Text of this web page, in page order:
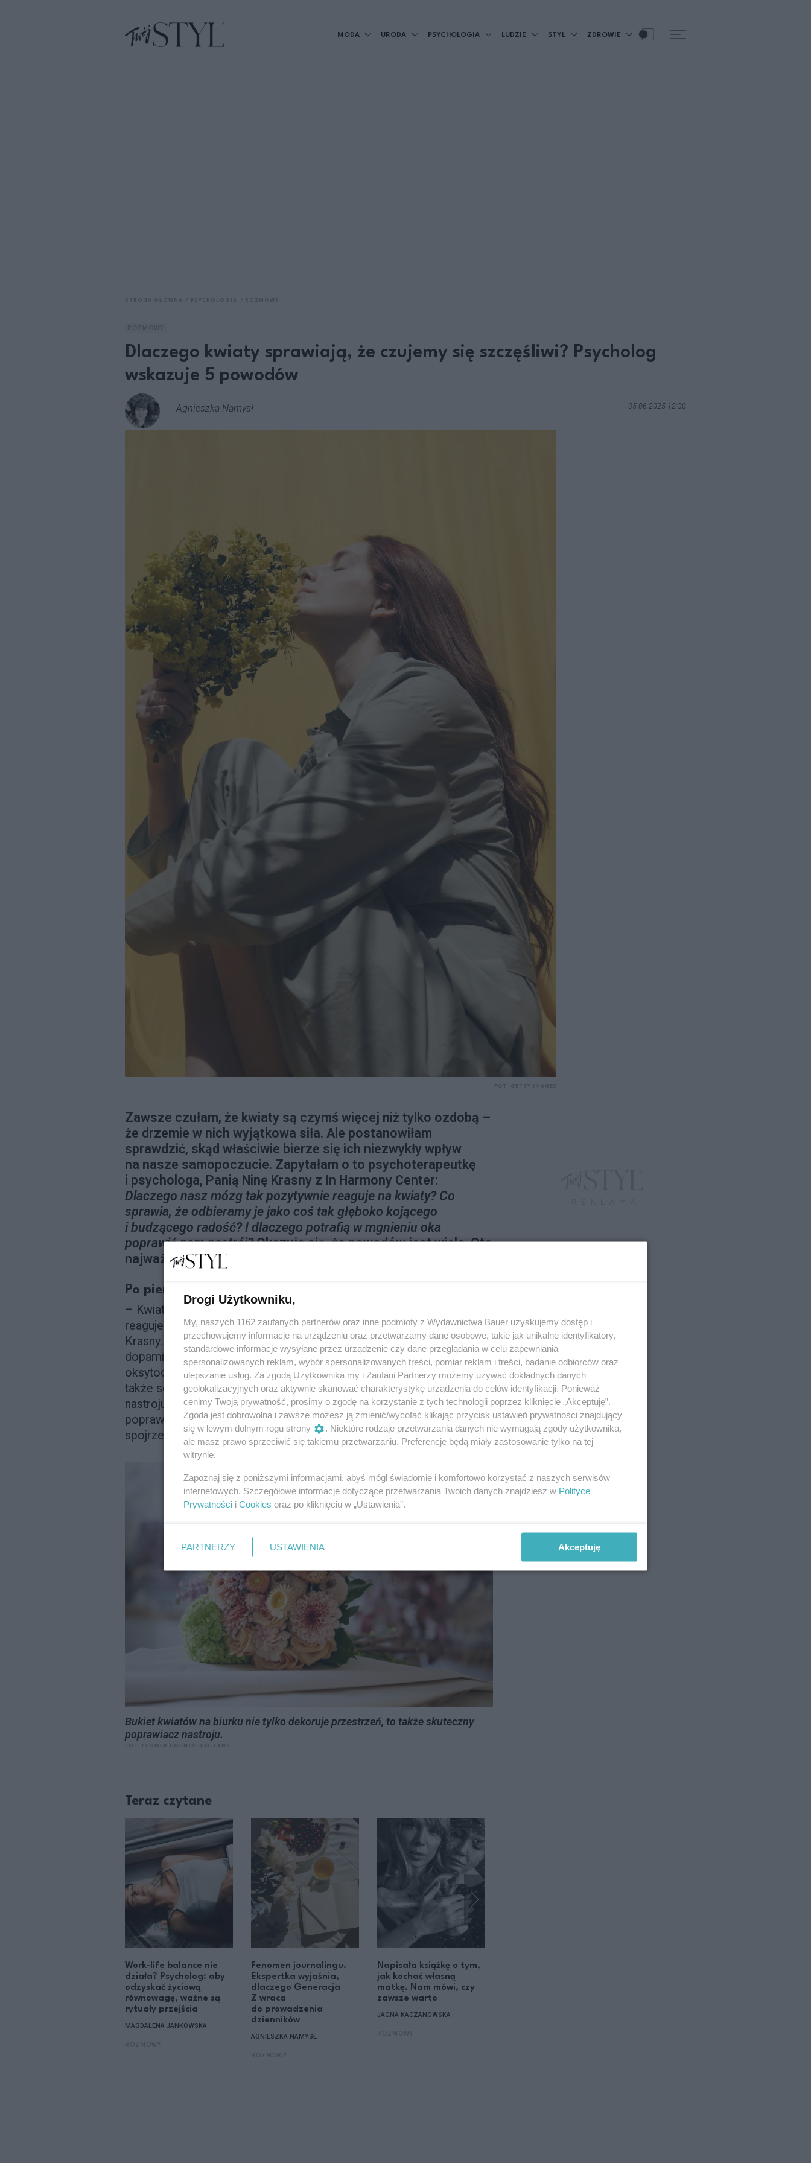
MODA URODA PSYCHOLOGIA LUDZIE STYL ZDROWIE
Dlaczego kwiaty sprawiają, że czujemy się szczęśliwi? Psycholog
wskazuje 5 powodów
Agnieszka Namysł 05.06.2025 12:30
Zawsze czułam, że kwiaty są czymś więcej niż tylko ozdobą –
że drzemie w nich wyjątkowa siła. Ale postanowiłam
sprawdzić, skąd właściwie bierze się ich niezwykły wpływ
na nasze samopoczucie. Zapytałam o to psychoterapeutkę
i psychologa, Panią Ninę Krasny z In Harmony Center:
Dlaczego nasz mózg tak pozytywnie reaguje na kwiaty? Co
sprawia, że odbieramy je jako coś tak głęboko kojącego
i budzącego radość? I dlaczego potrafią w mgnieniu oka
poprawić nam nastrój?Okazuje się, że powodów jest wiele. Oto
najważniejsze z nich.
Po pierwsze - piękno
– Kwiaty są esencją piękna, a kiedy obcujemy z pięknem, nasz mózg
reaguje w bardzo konkretny sposób – wyjaśnia psycholog Nina
Krasny. – Pobudza się wydzielanie neuroprzekaźników, takich jak
dopamina, która odpowiada za uczucie przyjemności i satysfakcji, czy
oksytocyna, kojarzona z relaksem, bliskością i miłością. Pojawia się
także serotonina, której odpowiedni poziom wpływa na poprawę
nastroju. Innymi słowy: kwiaty nie tylko cieszą oko, ale dosłownie
poprawiają nam samopoczucie. Czasem wystarczy jeden bukiet, jedno
spojrzenie na rozwijający się pąk – i nagle robi się lżej na sercu.
Bukiet kwiatów na biurku nie tylko dekoruje przestrzeń, to także skuteczny
poprawiacz nastroju.
Teraz czytane
Work-life balance nie
działa? Psycholog: aby
odzyskać życiową
równowagę, ważne są
rytuały przejścia
MAGDALENA JANKOWSKA
Fenomen journalingu.
Ekspertka wyjaśnia,
dlaczego Generacja
Z wraca
do prowadzenia
dzienników
AGNIESZKA NAMYSŁ
Napisała książkę o tym,
jak kochać własną
matkę. Nam mówi, czy
zawsze warto
JAGNA KACZANOWSKA
Drogi Użytkowniku,
My, naszych 1162 zaufanych partnerów oraz inne podmioty z Wydawnictwa Bauer uzyskujemy dostęp i
przechowujemy informacje na urządzeniu oraz przetwarzamy dane osobowe, takie jak unikalne identyfikatory,
standardowe informacje wysyłane przez urządzenie czy dane przeglądania w celu zapewniania
spersonalizowanych reklam, wybór spersonalizowanych treści, pomiar reklam i treści, badanie odbiorców oraz
ulepszanie usług. Za zgodą Użytkownika my i Zaufani Partnerzy możemy używać dokładnych danych
geolokalizacyjnych oraz aktywnie skanować charakterystykę urządzenia do celów identyfikacji. Ponieważ
cenimy Twoją prywatność, prosimy o zgodę na korzystanie z tych technologii poprzez kliknięcie „Akceptuję”.
Zgoda jest dobrowolna i zawsze możesz ją zmienić/wycofać klikając przycisk ustawień prywatności znajdujący
się w lewym dolnym rogu strony
. Niektóre rodzaje przetwarzania danych nie wymagają zgody użytkownika,
ale masz prawo sprzeciwić się takiemu przetwarzaniu. Preferencje będą miały zastosowanie tylko na tej
witrynie.
Zapoznaj się z poniższymi informacjami, abyś mógł świadomie i komfortowo korzystać z naszych serwisów
internetowych. Szczegółowe informacje dotyczące przetwarzania Twoich danych znajdziesz w Polityce
Prywatności i Cookies oraz po kliknięciu w „Ustawienia”.
PARTNERZY USTAWIENIA Akceptuję